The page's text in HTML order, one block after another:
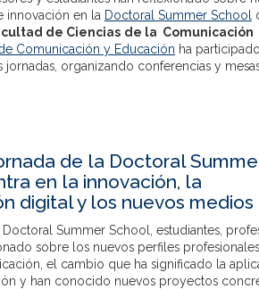
innovación en la Doctoral Summer School
de Ciencias de la Comunicación
Comunicación y Educación ha
jornadas, organizando conferencias y
de la Doctoral
en la innovación, la
digital y los nuevos medios
Doctoral Summer School, estudiantes,
sobre los nuevos perfiles
el cambio que ha significado la
y han conocido nuevos proyectos